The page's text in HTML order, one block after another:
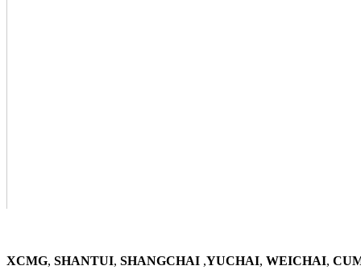
XCMG, SHANTUI, SHANGCHAI ,YUCHAI, WEICHAI,